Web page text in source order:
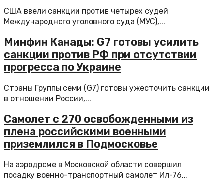
США ввели санкции против четырех судей
Международного уголовного суда (МУС),...
Минфин Канады: G7 готовы усилить
санкции против РФ при отсутствии
прогресса по Украине
Страны Группы семи (G7) готовы ужесточить санкции
в отношении России,...
Самолет с 270 освобожденными из
плена российскими военными
приземлился в Подмосковье
На аэродроме в Московской области совершил
посадку военно-транспортный самолет Ил-76...